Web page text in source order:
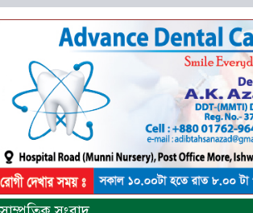
আটঘরিয়ায় বিএনপি নেতার ভাতিজাকে
​​অবৈধ অর্থ বা পেশীশক্তি না
রাজনীতিতে টিকে থাকার
উপায় হলো “জনসম্পৃক্ততা ও
নৈতিকতা——বিএনপির
নেতা সিরাজুল ইসলাম